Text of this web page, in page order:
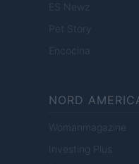
ES Newz
Pet Story
Encocina
NORD
Womanmagazine
Investing Plus